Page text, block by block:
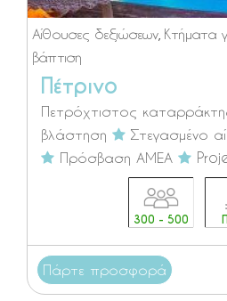
Αίθουσες δεξιώσεων, Κτήματα
βάπτιση
Πέτρινο
Πετρόχτιστος
βλάστηση
Στεγασμένο
Πρόσβαση ΑΜΕΑ
300 - 500
Πάρτε προσφορά